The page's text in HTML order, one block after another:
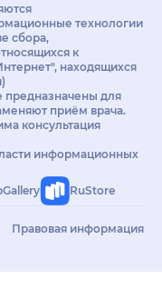
технологии
сбора,
к
находящихся
предназначены для
приём врача.
консультация
информационных
RuStore
Правовая информация